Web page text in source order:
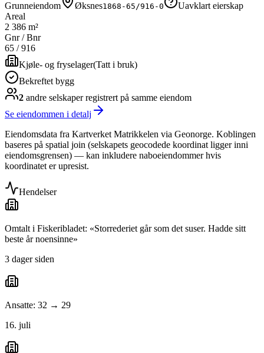
Grunneiendom
Øksnes1868-65/916-0
Uavklart eierskap
Areal
2 386 m²
Gnr / Bnr
65 /916
Kjøle- og fryselager(Tatt i bruk)
Bekreftet bygg
2 andre selskaperregistrert på samme eiendom
Se eiendommen i detalj
Eiendomsdata fra Kartverket Matrikkelen via Geonorge. Koblingen
baseres på spatial join (selskapets geocodede koordinat ligger inni
eiendomsgrensen) — kan inkludere naboeiendommer hvis
koordinatet er upresist.
Hendelser
Omtalt i Fiskeribladet: «Storrederiet går som det suser. Hadde sitt
beste år noensinne»
3 dager siden
Ansatte: 32 → 29
16. juli